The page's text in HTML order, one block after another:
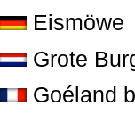
Eismöwe
Grote
Goéland